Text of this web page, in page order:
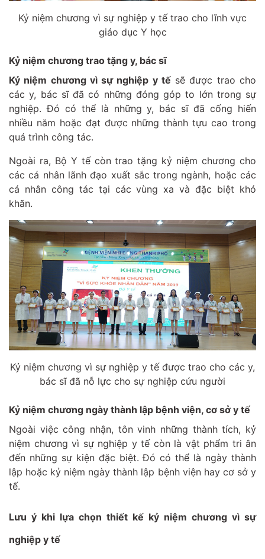
Kỷ niệm chương vì sự nghiệp y tế trao cho lĩnh vực
giáo dục Y học
Kỷ niệm chương trao tặng y, bác sĩ
Kỷ niệm chương vì sự nghiệp y tếsẽ được trao cho
các y, bác sĩ đã có những đóng góp to lớn trong sự
nghiệp. Đó có thể là những y, bác sĩ đã cống hiến
nhiều năm hoặc đạt được những thành tựu cao trong
quá trình công tác.
Ngoài ra, Bộ Y tế còn trao tặng kỷ niệm chương cho
các cá nhân lãnh đạo xuất sắc trong ngành, hoặc các
cá nhân công tác tại các vùng xa và đặc biệt khó
khăn.
Kỷ niệm chương vì sự nghiệp y tế được trao cho các y,
bác sĩ đã nỗ lực cho sự nghiệp cứu người
Kỷ niệm chương ngày thành lập bệnh viện, cơ sở y tế
Ngoài việc công nhận, tôn vinh những thành tích, kỷ
niệm chương vì sự nghiệp y tế còn là vật phẩm tri ân
đến những sự kiện đặc biệt. Đó có thể là ngày thành
lập hoặc kỷ niệm ngày thành lập bệnh viện hay cơ sở y
tế.
Lưu ý khi lựa chọn thiết kế kỷ niệm chương vì sự
nghiệp y tế